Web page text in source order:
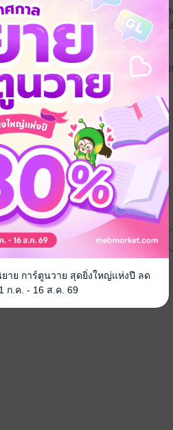
ลี่คลายไปพร้อมกับการที่เขาช่วยไป๋ฉี่จั
องการอะไร แต่เขาก็ยังคงกังวลเกี่ยว
พงกั้นขวางระหว่างทั้งสองคนได้มาถึง
ชิญติดตามต่อได้ในเล่ม
ารบันเทิง
ยาย การ์ตูนวาย สุดยิ่งใหญ่แห่งปี ลด
ก.ค. - 16 ส.ค. 69